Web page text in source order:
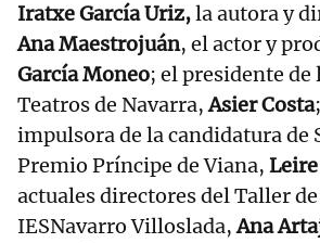
Iratxe García Uriz,la autora y
Ana Maestrojuán, el actor y
García Moneo; el presidente de
Teatros de Navarra,Asier Costa
impulsora de la candidatura de
Premio Príncipe de Viana,
actuales directores del Taller
IESNavarro Villoslada,Ana